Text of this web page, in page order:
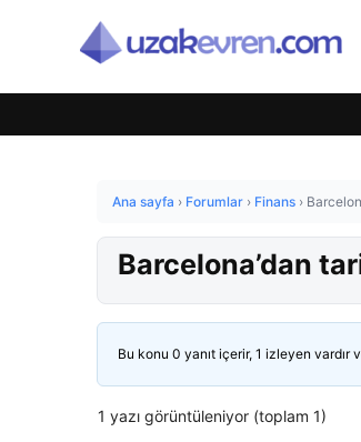
Ana sayfa › Forumlar › Finans ›
Barcelona’dan
Bu konu 0 yanıt içerir, 1 izleyen vardır
1 yazı görüntüleniyor (toplam 1)